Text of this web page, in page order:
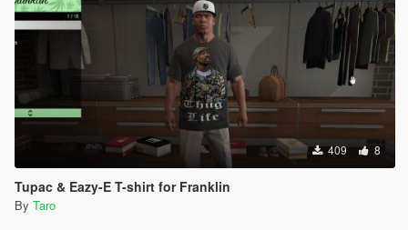
409 8
Tupac & Eazy-E T-shirt for Franklin
By Taro